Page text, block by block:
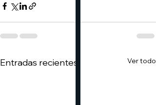
Entradas recientes Ver todo